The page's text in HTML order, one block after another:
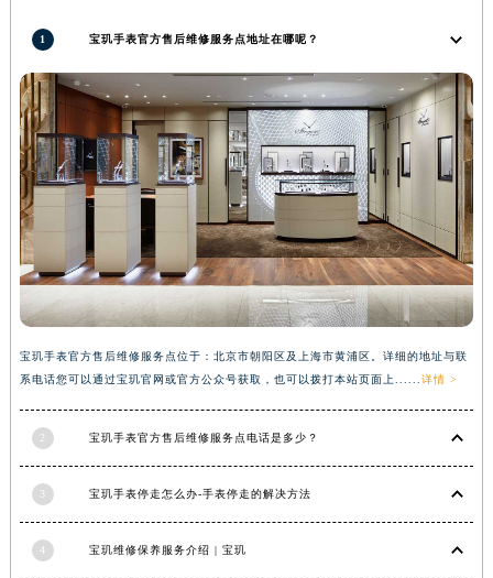
香港特别行政区金钟区中西区金钟道宝玑售后服务中心（需提前预约）
香港特别行政区九龙区油尖旺区弥敦道宝玑售后服务中心（需提前预约）
河南省安阳市文峰区解放大道宝玑售后服务中心（需提前预约）
河南省鹤壁市淇滨区九州路宝玑售后服务中心（需提前预约）
河南省济源市沁园街道济水大道宝玑售后服务中心（需提前预约）
河南省焦作市解放区解放路宝玑售后服务中心（需提前预约）
河南省开封市鼓楼区中山路宝玑售后服务中心（需提前预约）
河南省漯河市源汇区交通路宝玑售后服务中心（需提前预约）
河南省南阳市宛城区范蠡东路与南都路交叉口宝玑售后服务中心（需提前预约）
河南省平顶山市卫东区建设路宝玑售后服务中心（需提前预约）
河南省商丘市梁园区神火大道宝玑售后服务中心（需提前预约）
1 宝玑手表官方售后维修服务点地址在哪呢？
宝玑手表官方售后维修服务点位于：北京市朝阳区及上海市黄浦区。详细的地址与联
系电话您可以通过宝玑官网或官方公众号获取，也可以拨打本站页面上...... 详情 >
2 宝玑手表官方售后维修服务点电话是多少？
3 宝玑手表停走怎么办-手表停走的解决方法
4 宝玑维修保养服务介绍 | 宝玑